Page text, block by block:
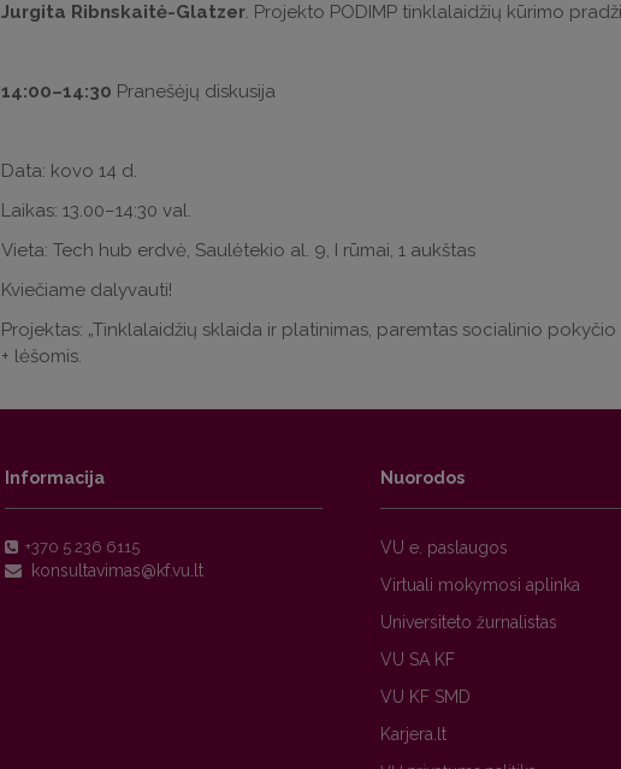
Jurgita Ribnskaitė-Glatzer. Projekto PODIMP tinklalaidžių kūrimo
14:00–­14:30 Pranešėjų diskusija
Data: kovo 14 d.
Laikas: 13.00–­14:30 val.
Vieta: Tech hub erdvė, Saulėtekio al. 9, I rūmai, 1 aukštas
Kviečiame dalyvauti!
Projektas: „Tinklalaidžių sklaida ir platinimas, paremtas socialinio
+ lėšomis.
Informacija
+370 5 236 6115
Nuorodos
VU e. paslaugos
Virtuali mokymosi aplinka
Universiteto žurnalistas
VU SA KF
VU KF SMD
Karjera.lt